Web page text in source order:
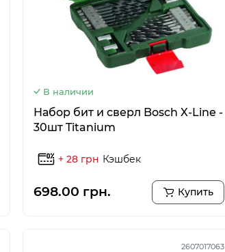
В наличии
Набор бит и сверл Bosch X-Line -
30шт Titanium
+ 28 грн Кэшбек
698.00 грн. Купить
2607017063